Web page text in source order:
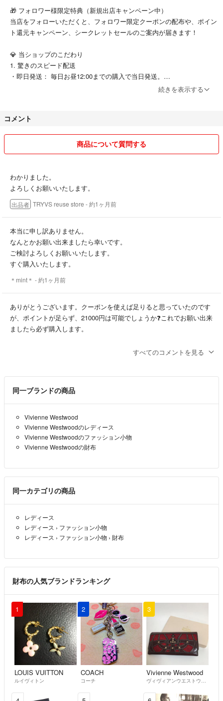
素材：レザー
● サイズ
横幅：約11cm
マチ：約2.5cm
フリーポケット × 2
ーーーーーーーーーーーーーーーーーーーー
状態ランク：９（ 新品同様 ）
着用、使用された形跡がほとんどない新品同様の中古品です。新品同様の
為、中古市場ではなかなか出会えない逸品です。
● 特記事項
保管時の僅かな小傷はあります
● その他特徴など
財布 さいふ サイフ ウォレット コンパクト ミニウォレット 折りたたみ が
具 エレガント 上品 フェミニン カジュアル トレンド お出かけ デート バ
カンス トラベル リゾート 休日 贈り物 誕生日 記念日 プレゼント 20代 30
代 40代 50代 メンズ 男性 レディース 女性 大人 ユニセックス
ーーーーーーーーーーーーーーーーーーーー
※ご希望にも対応可能です。
ーーーーーーーーーーーーーーーーーーーー
当商品の他、 #TRYVS にて多数出品しております。
同時購入割引も実施しておりますので、是非御覧ください(^^)
こちらの商品はラクマ公式パートナーのTRYVS reuse storeによって出品
🎁 フォロワー様限定特典（新規出店キャンペーン中）
当店をフォローいただくと、フォロワー限定クーポンの配布や、ポイン
ト還元キャンペーン、シークレットセールのご案内が届きます！
💎 当ショップのこだわり
1. 驚きのスピード配送
・即日発送： 毎日お昼12:00までの購入で当日発送。
・24時間以内発送： 以降も原則24時間以内に迅速発送。
・プロの検品： 専門スタッフが一点一点、細部まで丁寧に検品・クリ
ーニング。
ラインナップ。
・丁寧な梱包： 大切な商品を安全にお届けできるよう、資材にもこだ
わり心を込めて梱包します。
⚠️ ご購入前に必ずご確認ください
1. 在庫について
他社ECサイトと併売のため、稀にタッチの差で欠品となる場合がござ
います。その際は先着順とし、お取引をキャンセルさせていただきま
す。
2. 商品状態について
取り扱い商品は全て中古リユース品です。一点一点丁寧に検品しており
ますが、微細な傷や汚れ、使用感がある場合がございます。
3. キャンセル・返品について
ご購入者様都合のキャンセル・返品は原則不可です。
・適格請求書登録番号：T8012301013060
・営業時間：10:00〜19:00（ご注文は24時間受付中です！）
＝＝＝＝＝＝＝＝＝＝＝＝＝＝＝＝＝＝＝＝
こちらのアカウントはラクマ公式パートナーの株式会社TETTAによっ
https://fril.jp/ts/official/law/a337/
▼返品特約
https://fril.jp/ts/official/law/a337/#return_policy
続きを表示する
コメント
商品について質問する
わかりました。
よろしくお願いいたします。
出品者 TRYVS reuse store - 約1ヶ月前
本当に申し訳ありません。
なんとかお願い出来ましたら幸いです。
ご検討よろしくお願いいたします。
すぐ購入いたします。
＊mint＊ - 約1ヶ月前
ありがとうございます。クーポンを使えば足りると思っていたのです
が、ポイントが足らず、21000円は可能でしょうか❓️これでお願い出来
ましたら必ず購入します。
出品者 TRYVS reuse store
ありがとうございます😊
金具部分はゴールドでしょうか❓️娘に頼まれているものでゴールドで
＊mint＊- 約1ヶ月前
mint様
コメントありがとうございます。
即購入いただけるのであれば、本日限定で22500円までお値引きいた
ご購入可能なタイミングで再度コメントよろしくお願いいたします。
出品者 TRYVS reuse store- 約1ヶ月前
こんばんは。もし宜しければ22500円で即決購入させていただけます
でしょうか❓️ご検討お願いいたします。
＊mint＊- 約1ヶ月前
すべてのコメントを見る
同一ブランドの商品
Vivienne Westwood
Vivienne Westwoodのレディース
Vivienne Westwoodのファッション小物
Vivienne Westwoodの財布
同一カテゴリの商品
レディース
レディース › ファッション小物
レディース › ファッション小物 › 財布
財布の人気ブランドランキング
1
LOUIS VUITTON
ルイヴィトン
2
COACH
コーチ
3
Vivienne Westwood
ヴィヴィアンウエストウッド